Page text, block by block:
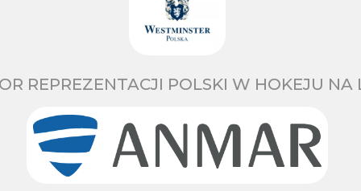
REPREZENTACJI POLSKI W HOKEJU NA